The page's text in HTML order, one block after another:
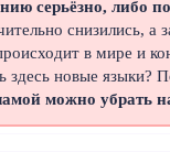
серьёзно, либо
снизились, а
в мире и
здесь новые языки?
можно убрать